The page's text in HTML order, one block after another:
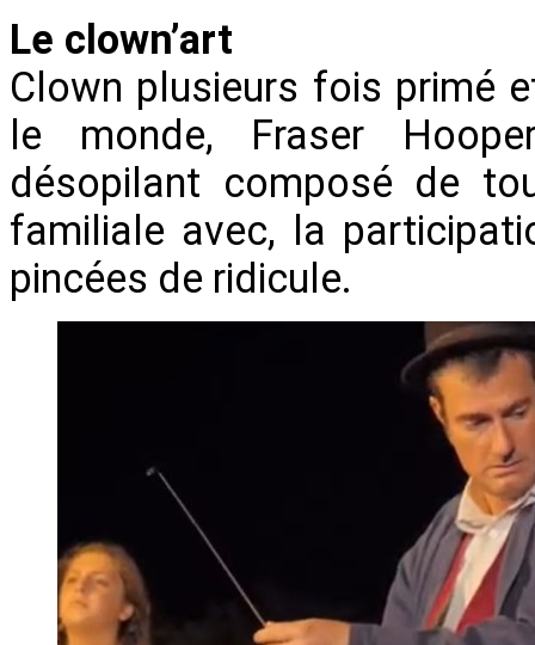
Le clown’art
Clown plusieurs fois primé
le monde, Fraser
désopilant composé de
familiale avec, la
pincées de ridicule.